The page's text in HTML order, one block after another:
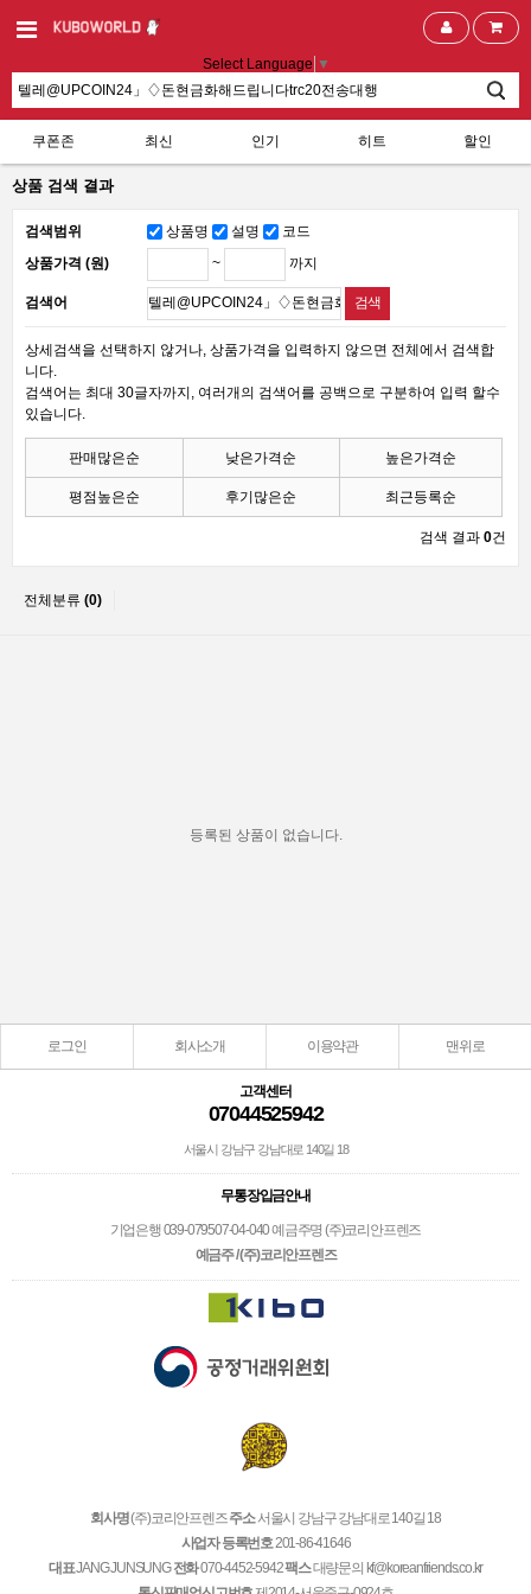
Select Language ▼
쿠폰존 최신 인기 히트 할인
상품 검색 결과
검색범위 상품명 설명
코드
상품가격 (원)
~ 까지
검색어
상세검색을 선택하지 않거나, 상품가격을 입력하지 않으면 전체에서 검색합
니다.
검색어는 최대 30글자까지, 여러개의 검색어를 공백으로 구분하여 입력 할수
있습니다.
판매많은순 낮은가격순 높은가격순
평점높은순 후기많은순 최근등록순
검색 결과 0건
전체분류 (0)
등록된 상품이 없습니다.
로그인 회사소개 이용약관 맨위로
고객센터
07044525942
서울시 강남구 강남대로 140길 18
무통장입금안내
기업은행 039-079507-04-040 예금주명 (주)코리안프렌즈
예금주 / (주)코리안프렌즈
회사명(주)코리안프렌즈주소서울시 강남구 강남대로 140길 18
사업자 등록번호201-86-41646
대표JANG JUNSUNG 전화070-4452-5942팩스대량문의 kf@koreanfriends.co.kr